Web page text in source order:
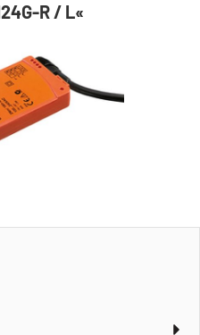
R / L«